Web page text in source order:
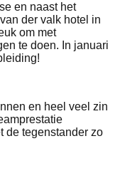
en naast het
der valk hotel in
om met
te doen. In januari
en heel veel zin
de tegenstander zo